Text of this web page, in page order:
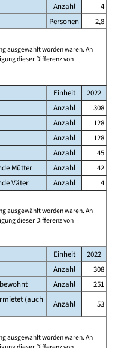
Anzahl
4
Personen
2,8
ausgewählt worden waren. An
dieser Differenz von
Einheit
2022
Anzahl
308
Anzahl
128
Anzahl
128
Anzahl
45
Mütter
Anzahl
42
Väter
Anzahl
4
ausgewählt worden waren. An
dieser Differenz von
Einheit
2022
Anzahl
308
Anzahl
251
(auch
Anzahl
53
ausgewählt worden waren. An